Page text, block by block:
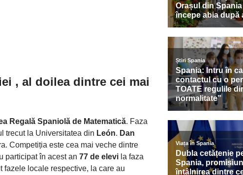
, al doilea dintre cei mai
Regală Spaniolă de Matematică. Faza
trecut la Universitatea din León. Dan
Competiția este cea mai veche dintre
participat în acest an 77 de elevi la faza
fazele locale respective, la care au